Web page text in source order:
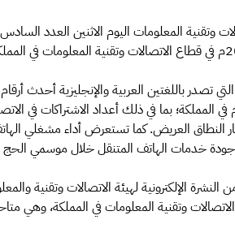
وتقنية المعلومات اليوم الاثنين العدد
تصدر باللغتين العربية والإنجليزية أحدث
العام 2010م في المملكة؛ بما في ذلك أعداد
العريض. كما تستعرض أداء مشغلي
خدمات الهاتف المتنقل خلال موسمي الحج
النشرة الإلكترونية لهيئة الاتصالات وتقنية
وتقنية المعلومات في المملكة، وهي